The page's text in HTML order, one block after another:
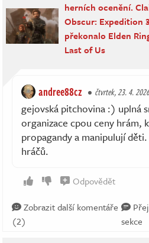
herních ocenění.
Obscur: Expedition
překonalo Elden
Last of Us
andree88cz čtvrtek, 23. 4.
gejovská pitchovina :) uplná
organizace cpou ceny hrám,
propagandy a manipulují
hráčů.
Odpovědět
Zobrazit další komentáře
(2)
sekce